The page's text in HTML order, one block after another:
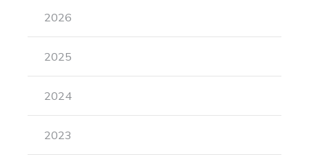
2026
2025
2024
2023